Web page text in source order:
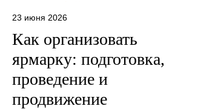
23 июня 2026
Как организовать
ярмарку: подготовка,
проведение и
продвижение